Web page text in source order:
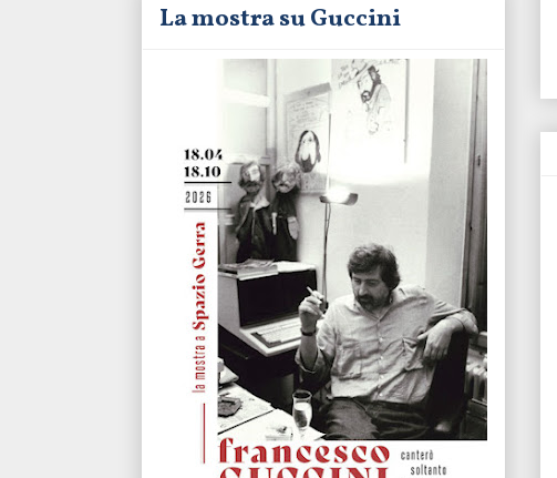
La mostra su Guccini